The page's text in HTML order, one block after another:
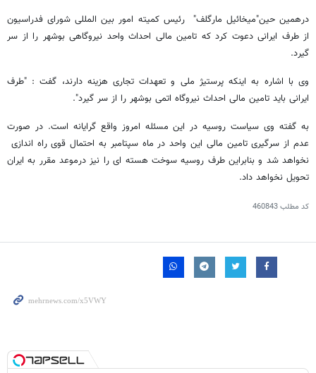
درهمین حین"میخائیل مارگلف" رئیس کمیته امور بین المللی شورای فدراسیون
از طرف ایرانی دعوت کرد که تامین مالی احداث واحد نیروگاهی بوشهر را از سر
گیرد.
وی با اشاره به اینکه پرستیژ ملی و تعهدات تجاری هزینه دارند، گفت : "طرف
ایرانی باید تامین مالی احداث نیروگاه اتمی بوشهر را از سر گیرد".
به گفته وی سیاست روسیه در این مسئله امروز واقع گرایانه است. در صورت
عدم از سرگیری تامین مالی این واحد در ماه سپتامبر به احتمال قوی راه اندازی
نخواهد شد و بنابراین طرف روسیه سوخت هسته ای را نیز درموعد مقرر به ایران
تحویل نخواهد داد.
کد مطلب460843